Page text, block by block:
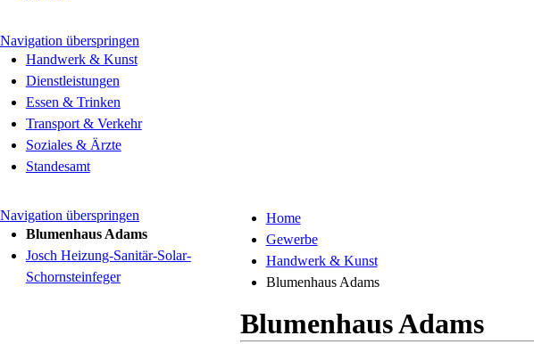
Navigation überspringen
Handwerk & Kunst
Dienstleistungen
Essen & Trinken
Transport & Verkehr
Soziales & Ärzte
Standesamt
Navigation überspringen
Blumenhaus Adams
Josch Heizung-Sanitär-Solar-
Schornsteinfeger
Home
Gewerbe
Handwerk & Kunst
Blumenhaus Adams
Blumenhaus Adams